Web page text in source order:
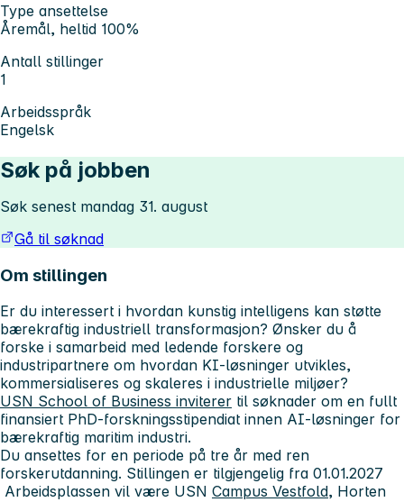
Type ansettelse
Åremål, heltid 100%
Antall stillinger
1
Arbeidsspråk
Engelsk
Søk på jobben
Søk senest mandag 31. august
Gå til søknad
Om stillingen
Er du interessert i hvordan kunstig intelligens kan støtte
bærekraftig industriell transformasjon? Ønsker du å
forske i samarbeid med ledende forskere og
industripartnere om hvordan KI-løsninger utvikles,
kommersialiseres og skaleres i industrielle miljøer?
USN School of Business inviterer til søknader om en fullt
finansiert PhD-forskningsstipendiat innen AI-løsninger for
bærekraftig maritim industri.
Du ansettes for en periode på tre år med ren
forskerutdanning. Stillingen er tilgjengelig fra 01.01.2027
Arbeidsplassen vil være USN Campus Vestfold, Horten